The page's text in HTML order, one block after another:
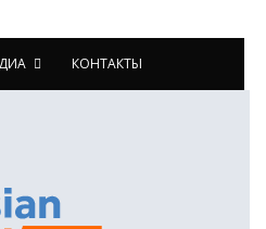
КОНТАКТЫ